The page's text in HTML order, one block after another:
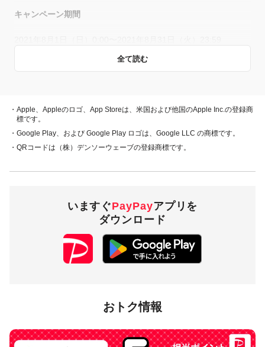
全て読む
キャンペーン期間
キャンペーン期間中、対象店舗で、PayPay残高、ヤフーカー
ド、PayPayあと払い（一括のみ）でお支払いをしていただい
た方に対し、下表のとおり後日PayPayボーナスを付与しま
す。
付与上限
10,000円相当／期間
岩手県花巻市内のPayPay加盟店のうち
確認いただけます。
・Apple、Appleのロゴ、App Storeは、米国および他国のApple Inc.の登録商
標です。
・Google Play、および Google Play ロゴは、Google LLC の商標です。
・QRコードは（株）デンソーウェーブの登録商標です。
いますぐPayPayアプリを
ダウンロード
おトク情報